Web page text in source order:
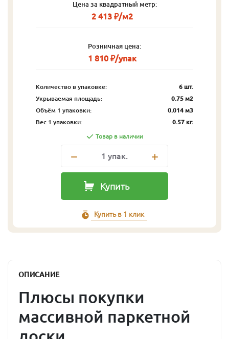
Цена за квадратный метр:
2 413 ₽/м2
Розничная цена:
1 810 ₽/упак
Количество в упаковке:
6 шт.
Укрываемая площадь:
0.75 м2
Объём 1 упаковки:
0.014 м3
Вес 1 упаковки:
0.57 кг.
Товар в наличии
1 упак.
Купить
Купить в 1 клик
ОПИСАНИЕ
Плюсы покупки
массивной паркетной